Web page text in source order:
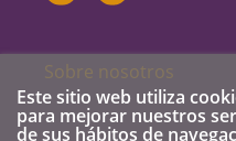
Sobre nosotros
Este sitio web utiliza
para mejorar nuestros
de sus hábitos de